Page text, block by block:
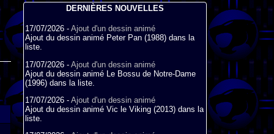
DERNIÈRES NOUVELLES
17/07/2026 - Ajout d'un dessin animé
Ajout du dessin animé Peter Pan (1988) dans la
liste.
17/07/2026 - Ajout d'un dessin animé
Ajout du dessin animé Le Bossu de Notre-Dame
(1996) dans la liste.
17/07/2026 - Ajout d'un dessin animé
Ajout du dessin animé Vic le Viking (2013) dans la
liste.